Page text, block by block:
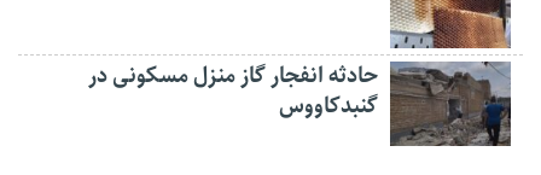
حادثه انفجار گاز منزل مسکونی در
گنبدکاووس